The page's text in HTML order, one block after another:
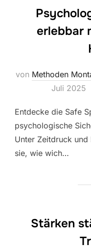
erlebbar
von Methoden
Juli 2025
Entdecke die Safe
psychologische
Unter Zeitdruck und
sie, wie wich…
Stärken